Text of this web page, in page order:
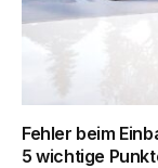
Fehler beim
5 wichtige